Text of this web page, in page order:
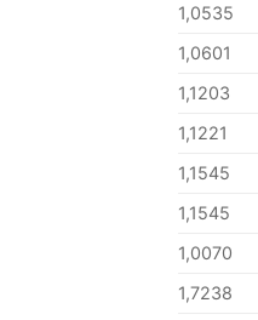
1,0535
1,0601
1,1203
1,1221
1,1545
1,1545
1,0070
1,7238